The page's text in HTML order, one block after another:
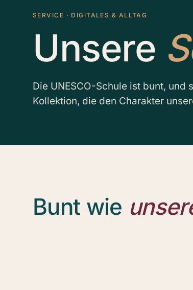
SERVICE · DIGITALES & ALLTAG
Unsere
Die UNESCO-Schule ist bunt, und
Kollektion, die den Charakter
Bunt wie